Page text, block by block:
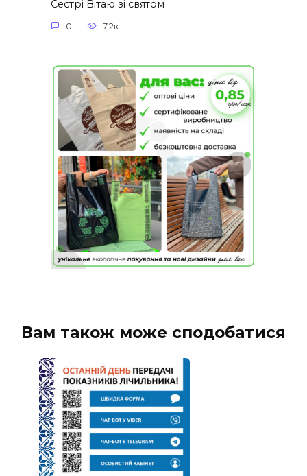
Сестрі Вітаю зі святом
0 7.2к.
Вам також може сподобатися